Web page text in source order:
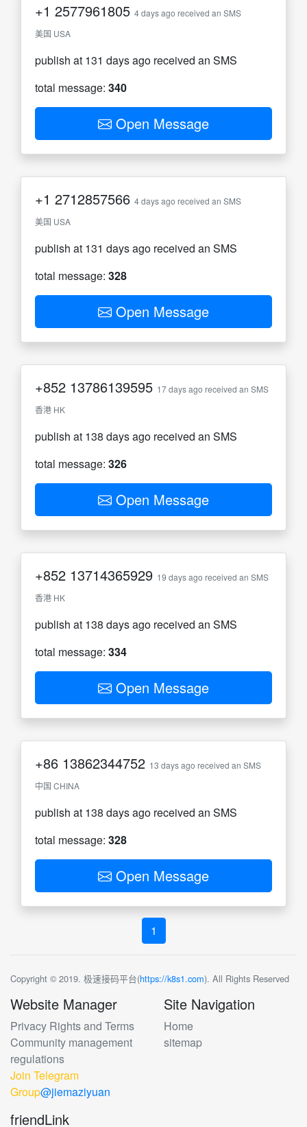
+1 2577961805 4 days ago received an SMS
美国 USA
publish at 131 days ago received an SMS
total message: 340
Open Message
+1 2712857566 4 days ago received an SMS
美国 USA
publish at 131 days ago received an SMS
total message: 328
Open Message
+852 13786139595 17 days ago received an SMS
香港 HK
publish at 138 days ago received an SMS
total message: 326
Open Message
+852 13714365929 19 days ago received an SMS
香港 HK
publish at 138 days ago received an SMS
total message: 334
Open Message
+86 13862344752 13 days ago received an SMS
中国 CHINA
publish at 138 days ago received an SMS
total message: 328
Open Message
1
Copyright © 2019. 极速接码平台(https://k8s1.com). All Rights Reserved
Website Manager
Privacy Rights and Terms
Community management
regulations
Join Telegram
Group@jiemaziyuan
Site Navigation
Home
sitemap
friendLink